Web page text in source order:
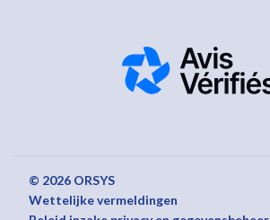
© 2026 ORSYS
Wettelijke vermeldingen